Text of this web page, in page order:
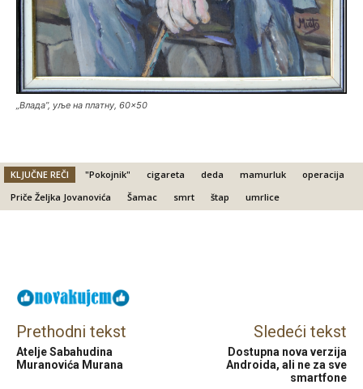
„Влада”, уље на платну, 60×50
KLJUČNE REČI "Pokojnik" cigareta deda mamurluk
operacija
Priče Željka Jovanovića
Šamac smrt štap umrlice
Prethodni tekst
Atelje Sabahudina
Muranovića Murana
Sledeći tekst
Dostupna nova verzija
Androida, ali ne za sve
smartfone